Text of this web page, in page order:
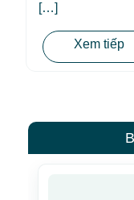
[…]
Xem tiếp